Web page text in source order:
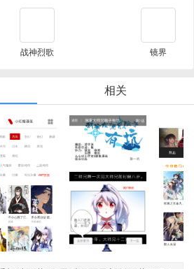
战神烈歌 镜界
相关